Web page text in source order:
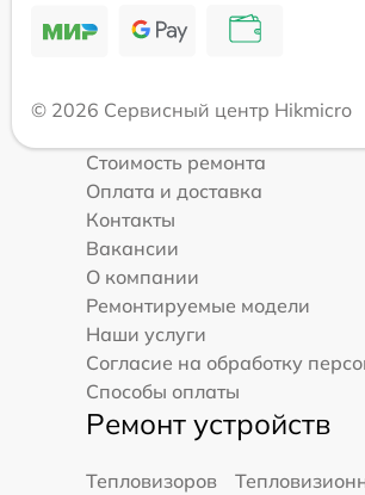
© 2026 Сервисный центр Hikmicro
Стоимость ремонта
Оплата и доставка
Контакты
Вакансии
О компании
Ремонтируемые модели
Наши услуги
Согласие на обработку
Способы оплаты
Ремонт устройств
Тепловизоров